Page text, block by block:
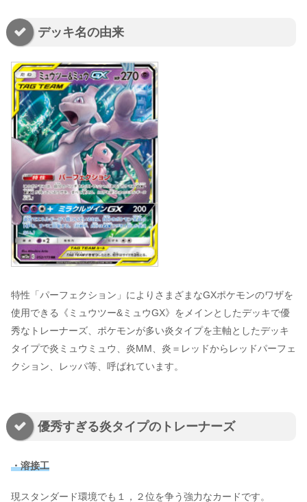
デッキ名の由来
特性「パーフェクション」によりさまざまなGXポケモンのワザを
使用できる《ミュウツー&ミュウGX》をメインとしたデッキで優
秀なトレーナーズ、ポケモンが多い炎タイプを主軸としたデッキ
タイプで炎ミュウミュウ、炎MM、炎＝レッドからレッドパーフェ
クション、レッパ等、呼ばれています。
優秀すぎる炎タイプのトレーナーズ
・溶接工
現スタンダード環境でも１，２位を争う強力なカードです。